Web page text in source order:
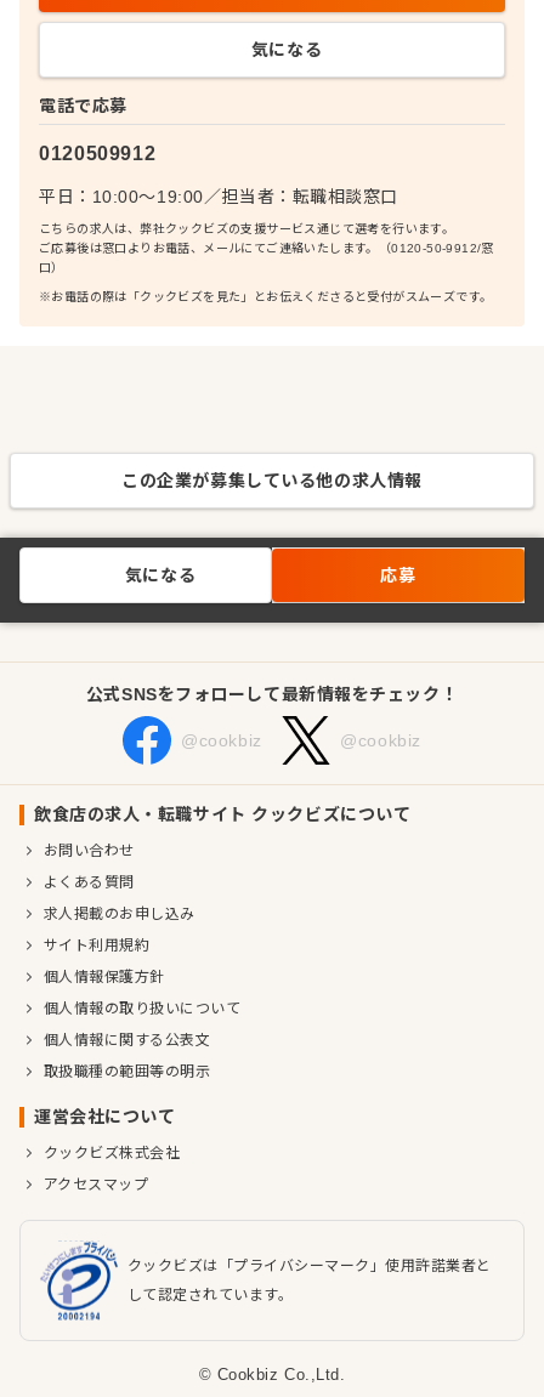
電話で応募
0120509912
平日：10:00〜19:00／担当者： 転職相談窓口
こちらの求人は、弊社クックビズの支援サービス通じて選考を行います。
ご応募後は窓口よりお電話、メールにてご連絡いたします。（0120-50-9912/窓
口）
※お電話の際は「クックビズを見た」とお伝えくださると受付がスムーズです。
気になる
この企業が募集している他の求人情報
気になる 応募
公式SNSをフォローして最新情報をチェック！
@cookbiz @cookbiz
飲食店の求人・転職サイト クックビズについて
お問い合わせ
よくある質問
求人掲載のお申し込み
サイト利用規約
個人情報保護方針
個人情報の取り扱いについて
個人情報に関する公表文
取扱職種の範囲等の明示
運営会社について
クックビズ株式会社
アクセスマップ
クックビズは「プライバシーマーク」使用許諾業者と
して認定されています。
© Cookbiz Co.,Ltd.